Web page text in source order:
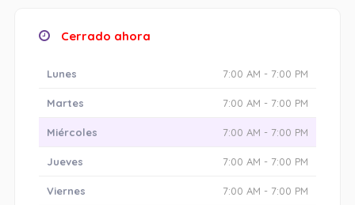
Cerrado ahora
Lunes 7:00 AM - 7:00 PM
Martes 7:00 AM - 7:00 PM
Miércoles 7:00 AM - 7:00 PM
Jueves 7:00 AM - 7:00 PM
Viernes 7:00 AM - 7:00 PM